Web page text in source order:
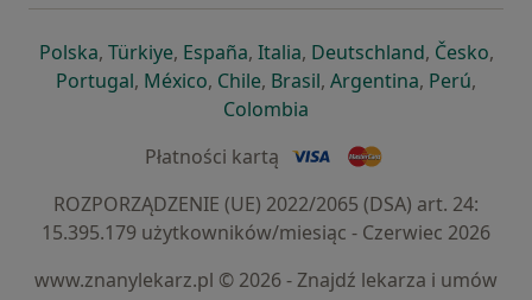
Polskaotwiera się w nowej karcie
, Türkiyeotwiera się w nowej karcie
, Españaotwiera się w nowej karcie
, Italiaotwiera się w nowej
, Deutschlandotwiera się
, Česko,
Portugalotwiera się w nowej karcie
, Méxicootwiera się w nowej karcie
, Chileotwiera się w nowej karcie
, Brasilotwiera się w nowej
, Argentinaotwiera się
, Perú,
Colombia
Płatności kartą
ROZPORZĄDZENIE (UE) 2022/2065 (DSA) art. 24:
15.395.179 użytkowników/miesiąc - Czerwiec 2026
www.znanylekarz.pl © 2026 - Znajdź lekarza i umów